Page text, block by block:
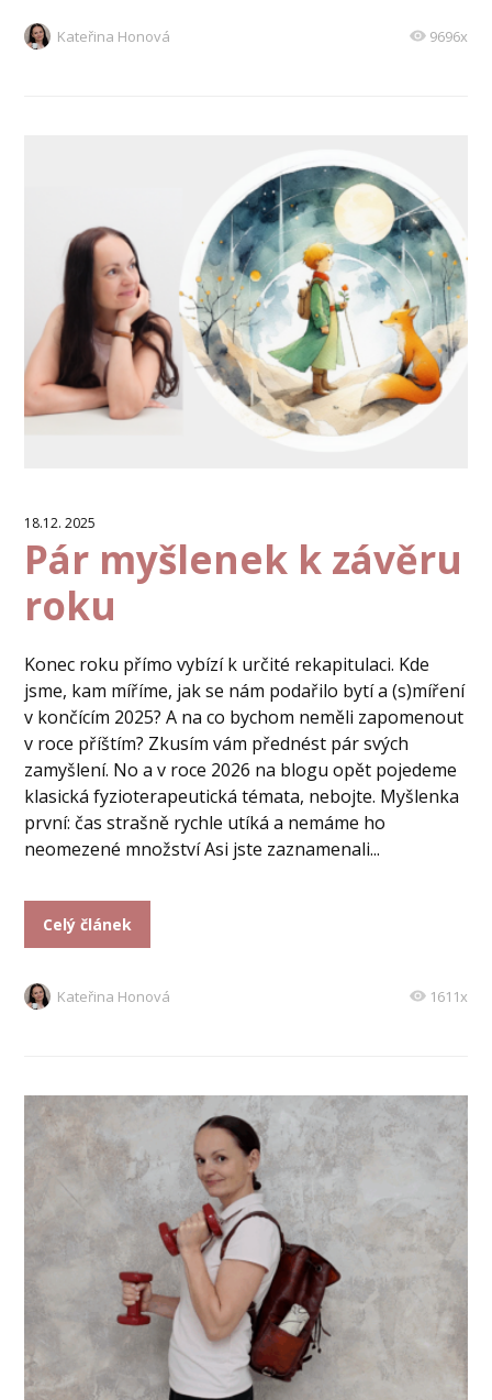
Kateřina Honová 9696x
18.12. 2025
Pár myšlenek k závěru
roku
Konec roku přímo vybízí k určité rekapitulaci. Kde
jsme, kam míříme, jak se nám podařilo bytí a (s)míření
v končícím 2025? A na co bychom neměli zapomenout
v roce příštím? Zkusím vám přednést pár svých
zamyšlení. No a v roce 2026 na blogu opět pojedeme
klasická fyzioterapeutická témata, nebojte. Myšlenka
první: čas strašně rychle utíká a nemáme ho
neomezené množství Asi jste zaznamenali...
Celý článek
Kateřina Honová 1611x